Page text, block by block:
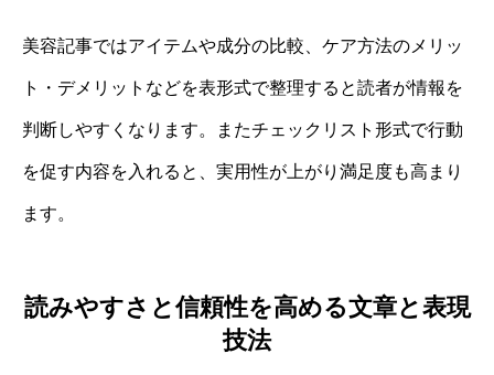
美容記事ではアイテムや成分の比較、ケア方法のメリッ
ト・デメリットなどを表形式で整理すると読者が情報を
判断しやすくなります。またチェックリスト形式で行動
を促す内容を入れると、実用性が上がり満足度も高まり
ます。
読みやすさと信頼性を高める文章と表現
技法